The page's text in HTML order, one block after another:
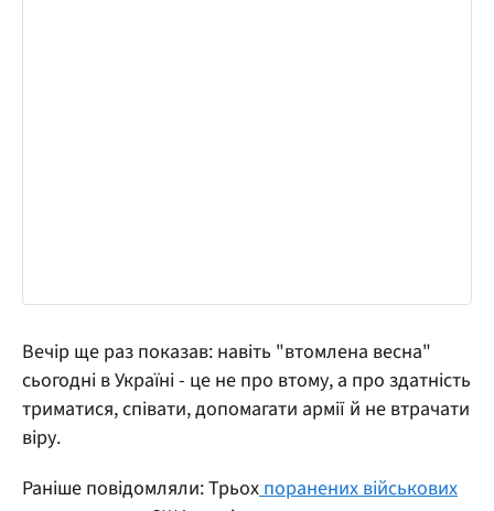
Вечір ще раз показав: навіть "втомлена весна"
сьогодні в Україні - це не про втому, а про здатність
триматися, співати, допомагати армії й не втрачати
віру.
Раніше повідомляли: Трьохпоранених військових